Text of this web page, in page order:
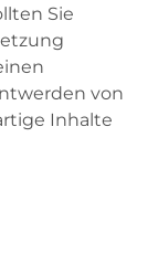
Sie
von
Inhalte